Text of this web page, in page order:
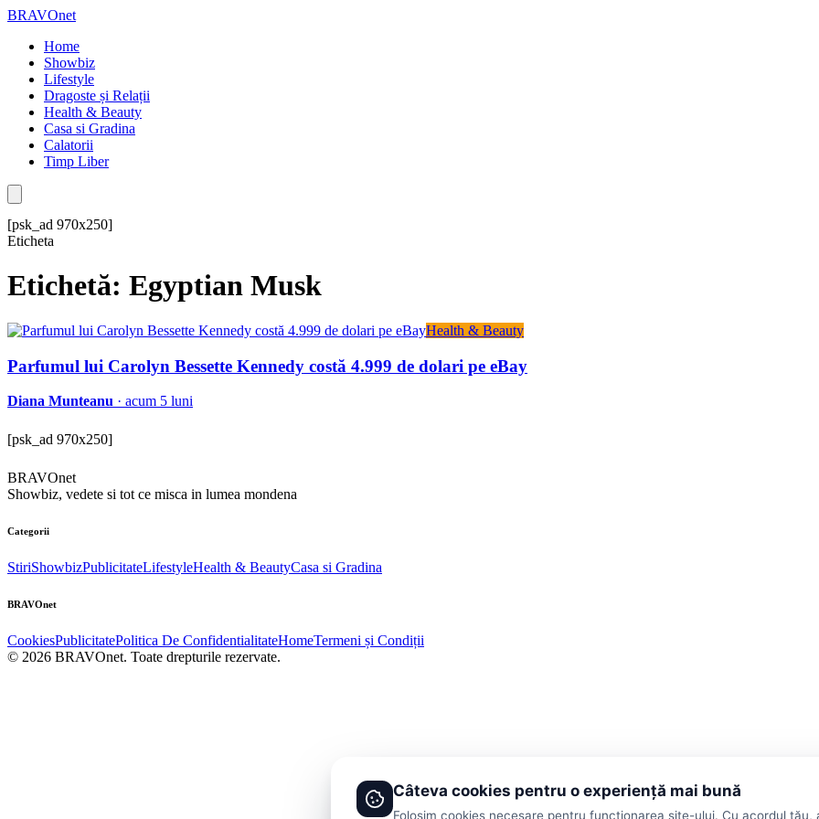
BRAVOnet
Home
Showbiz
Lifestyle
Dragoste și Relații
Health & Beauty
Casa si Gradina
Calatorii
Timp Liber
[psk_ad 970x250]
Eticheta
Etichetă: Egyptian Musk
Health & Beauty
Parfumul lui Carolyn Bessette Kennedy costă 4.999 de dolari pe eBay
Diana Munteanu · acum 5 luni
[psk_ad 970x250]
BRAVOnet
Showbiz, vedete si tot ce misca in lumea mondena
Categorii
StiriShowbizPublicitateLifestyleHealth & BeautyCasa si Gradina
BRAVOnet
CookiesPublicitatePolitica De ConfidentialitateHomeTermeni și Condiții
© 2026 BRAVOnet. Toate drepturile rezervate.
Câteva cookies pentru o experiență mai bună
Folosim cookies necesare pentru funcționarea site-ului. Cu acordul tău,